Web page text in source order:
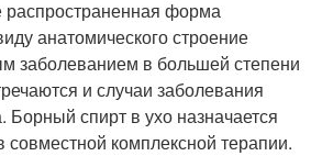
распространенная форма
анатомического строение
заболеванием в большей степени
и случаи заболевания
Борный спирт в ухо назначается
совместной комплексной терапии.